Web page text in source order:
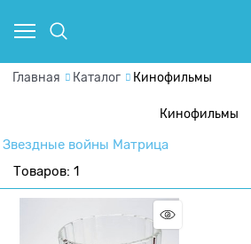
Главная Каталог Кинофильмы
Кинофильмы
Звездные войны Матрица
Товаров: 1